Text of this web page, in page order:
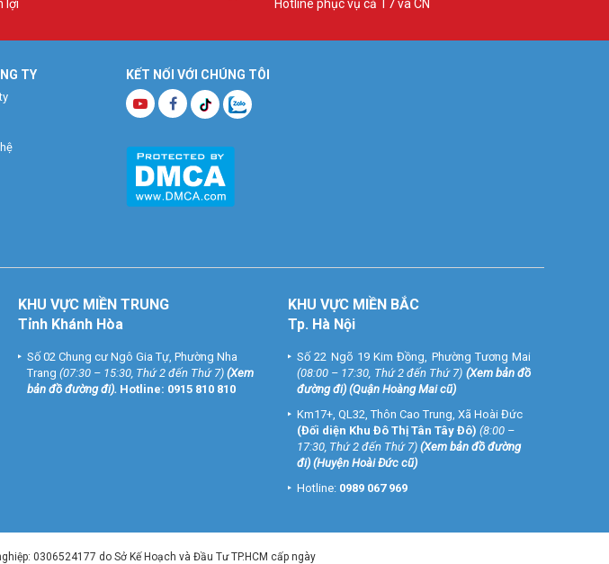
lợi
Hotline phục vụ cả T7 và CN
KẾT NỐI VỚI CHÚNG TÔI
TY
KHU VỰC MIỀN TRUNG
Tỉnh Khánh Hòa
Số 02 Chung cư Ngô Gia Tự, Phường Nha
Trang (07:30 – 15:30, Thứ 2 đến Thứ 7) (Xem
bản đồ đường đi). Hotline: 0915 810 810
KHU VỰC MIỀN BẮC
Tp. Hà Nội
Số 22 Ngõ 19 Kim Đồng, Phường Tương Mai
(08:00 – 17:30, Thứ 2 đến Thứ 7) (Xem bản đồ
đường đi) (Quận Hoàng Mai cũ)
Km17+, QL32, Thôn Cao Trung, Xã Hoài Đức
(Đối diện Khu Đô Thị Tân Tây Đô) (8:00 –
17:30, Thứ 2 đến Thứ 7) (Xem bản đồ đường
đi) (Huyện Hoài Đức cũ)
Hotline: 0989 067 969
0306524177 do Sở Kế Hoạch và Đầu Tư TP.HCM cấp ngày